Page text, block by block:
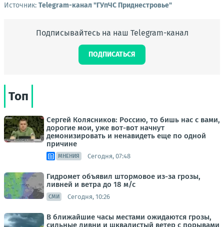
Источник: Telegram-канал "ГУпЧС Приднестровье"
Подписывайтесь на наш Telegram-канал
ПОДПИСАТЬСЯ
Топ
Сергей Колясников: Россию, то бишь нас с вами,
дорогие мои, уже вот-вот начнут
демонизировать и ненавидеть еще по одной
причине
МНЕНИЯ Сегодня, 07:48
Гидромет объявил штормовое из-за грозы,
ливней и ветра до 18 м/с
СМИ Сегодня, 10:26
В ближайшие часы местами ожидаются грозы,
сильные ливни и шквалистый ветер с порывами